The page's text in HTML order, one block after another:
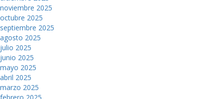
noviembre 2025
octubre 2025
septiembre 2025
agosto 2025
julio 2025
junio 2025
mayo 2025
abril 2025
marzo 2025